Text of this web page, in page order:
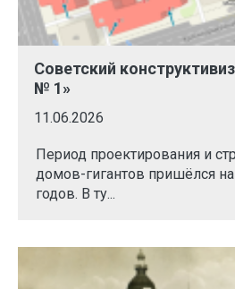
Советский
№ 1»
11.06.2026
Период проектирования и
домов-гигантов пришёлся
годов. В ту...